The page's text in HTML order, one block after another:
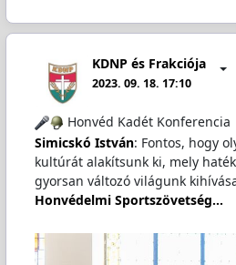
KDNP és Frakciója
2023. 09. 18. 17:10
Honvéd Kadét Konferencia
Simicskó István: Fontos, hogy
kultúrát alakítsunk ki, mely
gyorsan változó világunk
Honvédelmi Sportszövetség…